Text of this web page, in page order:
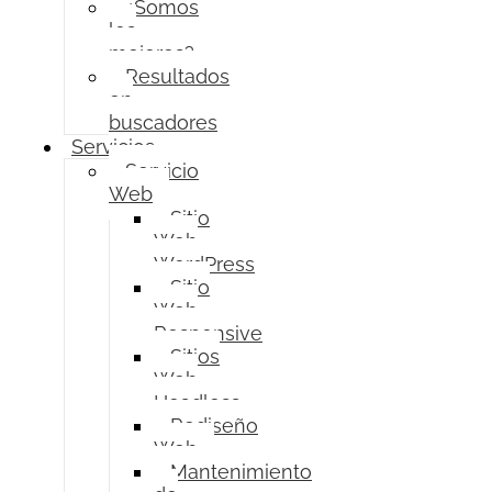
¿Somos
los
mejores?
Resultados
en
buscadores
Servicios
Servicio
Web
Sitio
Web
WordPress
Sitio
Web
Responsive
Sitios
Web
Headless
Rediseño
Web
Mantenimiento